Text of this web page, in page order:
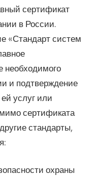
сертификат
в России.
«Стандарт систем
необходимого
и подтверждение
услуг или
сертификата
стандарты,
охраны